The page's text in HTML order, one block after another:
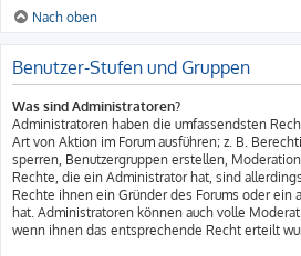
Nach oben
Benutzer-Stufen und Gruppen
Was sind Administratoren?
Administratoren haben die umfassendsten
Art von Aktion im Forum ausführen; z. B.
sperren, Benutzergruppen erstellen,
Rechte, die ein Administrator hat, sind
Rechte ihnen ein Gründer des Forums oder ein
hat. Administratoren können auch volle
wenn ihnen das entsprechende Recht erteilt